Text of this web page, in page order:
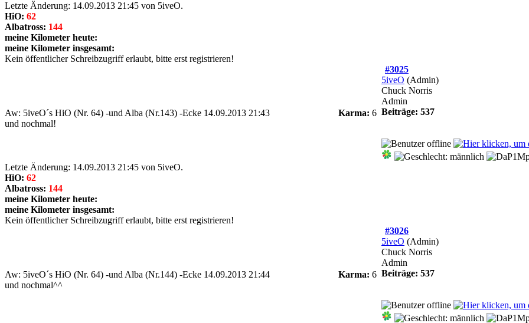
Letzte Änderung: 14.09.2013 21:45 von 5iveO.
HiO: 62
Albatross: 144
meine Kilometer heute:
meine Kilometer insgesamt:
Kein öffentlicher Schreibzugriff erlaubt, bitte erst registrieren!
#3025
Aw: 5iveO´s HiO (Nr. 64) -und Alba (Nr.143) -Ecke 14.09.2013 21:43 Karma: 6
und nochmal!
5iveO (Admin)
Chuck Norris
Admin
Beiträge: 537
Letzte Änderung: 14.09.2013 21:45 von 5iveO.
HiO: 62
Albatross: 144
meine Kilometer heute:
meine Kilometer insgesamt:
Kein öffentlicher Schreibzugriff erlaubt, bitte erst registrieren!
#3026
Aw: 5iveO´s HiO (Nr. 64) -und Alba (Nr.144) -Ecke 14.09.2013 21:44 Karma: 6
und nochmal^^
5iveO (Admin)
Chuck Norris
Admin
Beiträge: 537